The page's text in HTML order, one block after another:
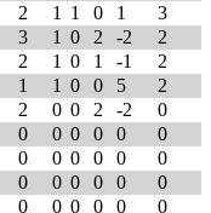
2 1 1 0 1
3
3 1 0 2 -2
2
2 1 0 1 -1
2
1 1 0 0 5
2
2 0 0 2 -2
0
0 0 0 0 0
0
0 0 0 0 0
0
0 0 0 0 0
0
0 0 0 0 0 0